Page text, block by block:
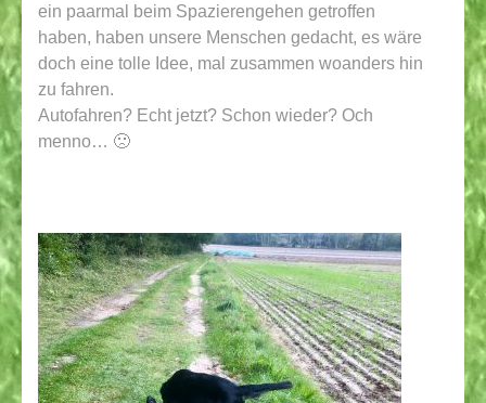
ein paarmal beim Spazierengehen getroffen
haben, haben unsere Menschen gedacht, es wäre
doch eine tolle Idee, mal zusammen woanders hin
zu fahren.
Autofahren? Echt jetzt? Schon wieder? Och
menno… 🙁